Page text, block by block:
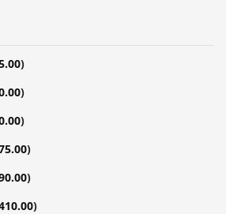
)
)
)
)
)
)